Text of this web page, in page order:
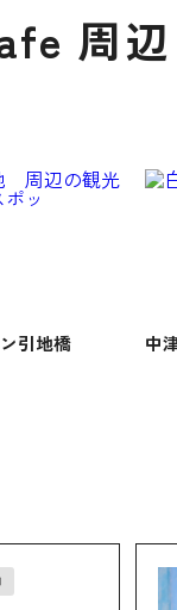
周辺
引地橋 中